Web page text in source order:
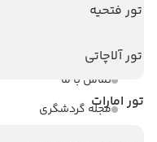
تور فتحیه
تور آلاچاتی
تور امارات
ویزا کانادا
درباره ما
تماس با ما
مجله گردشگری